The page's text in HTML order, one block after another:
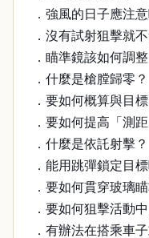
．強風的日子應注
．沒有試射狙擊就
．瞄準鏡該如何調整
．什麼是槍膛歸零？
．要如何概算與目
．要如何提高「測
．什麼是依託射擊？
．能用跳彈鎖定目
．要如何貫穿玻璃
．要如何狙擊活動
．有辦法在搭乘車